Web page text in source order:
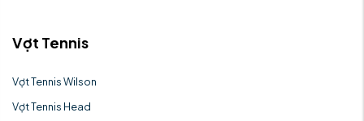
Vợt Tennis
Vợt Tennis Wilson
Vợt Tennis Head